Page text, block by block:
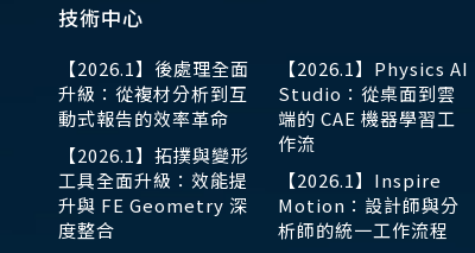
技術中心
【2026.1】後處理全面
升級：從複材分析到互
動式報告的效率革命
【2026.1】拓撲與變形
工具全面升級：效能提
升與 FE Geometry 深
度整合
【2026.1】Physics AI
Studio：從桌面到雲
端的 CAE 機器學習工
作流
【2026.1】Inspire
Motion：設計師與分
析師的統一工作流程